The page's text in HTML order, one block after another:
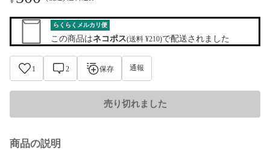
らくらくメルカリ便
この商品はネコポス(送料 ¥210)で配送されました
1 2 保存 通報
売り切れました
商品の説明